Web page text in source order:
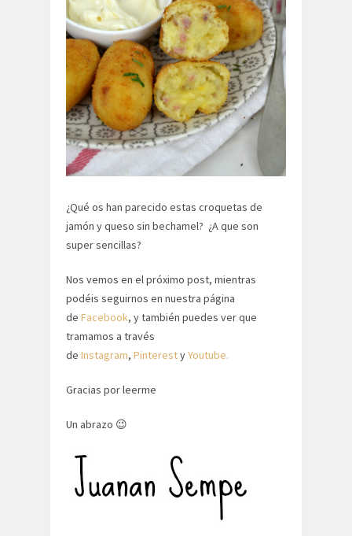
¿Qué os han parecido estas croquetas de
jamón y queso sin bechamel? ¿A que son
super sencillas?
Nos vemos en el próximo post, mientras
podéis seguirnos en nuestra página
de Facebook, y también puedes ver que
tramamos a través
de Instagram, PinterestyYoutube.
Gracias por leerme
Un abrazo 😉